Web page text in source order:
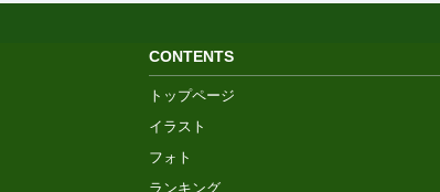
CONTENTS
トップページ
イラスト
フォト
ランキング